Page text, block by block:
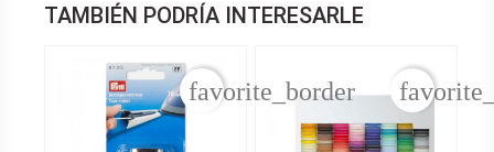
TAMBIÉN PODRÍA INTERESARLE
favorite_border